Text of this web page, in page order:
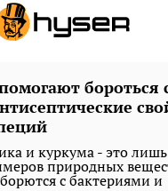
бороться
и куркума - это лишь
природных
с бактериями и